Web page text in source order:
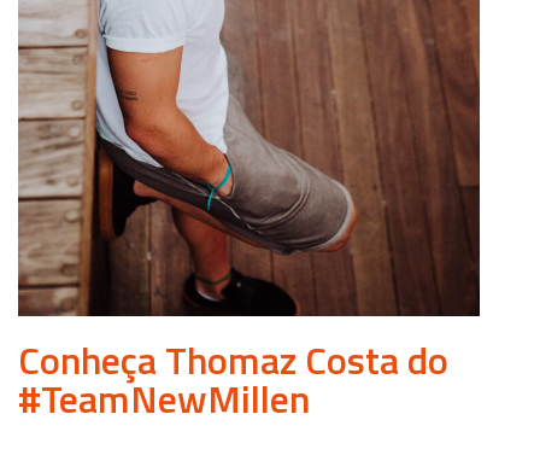
Conheça Thomaz Costa do
#TeamNewMillen